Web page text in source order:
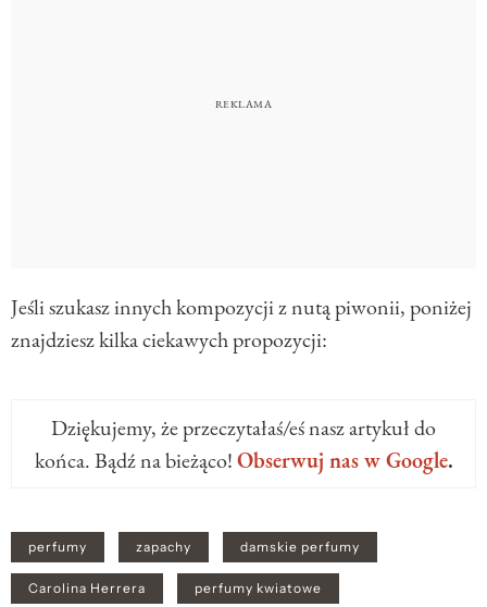
Jeśli szukasz innych kompozycji z nutą piwonii, poniżej
znajdziesz kilka ciekawych propozycji:
Dziękujemy, że przeczytałaś/eś nasz artykuł do
końca. Bądź na bieżąco!Obserwuj nas w Google.
perfumy zapachy damskie perfumy
Carolina Herrera perfumy kwiatowe